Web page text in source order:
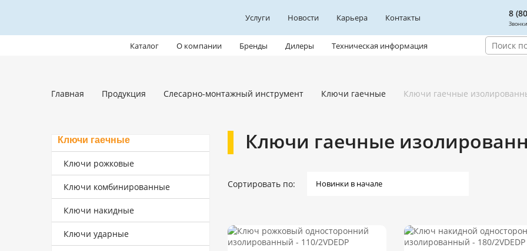
Услуги Новости Карьера Контакты 8
Каталог О компании Бренды Дилеры Техническая информация
Главная Продукция Слесарно-монтажный инструмент Ключи гаечные Ключи гаечные
Ключи гаечные
Ключи рожковые
Ключи комбинированные
Ключи накидные
Ключи ударные
Ключи гаечные
Сортировать по: